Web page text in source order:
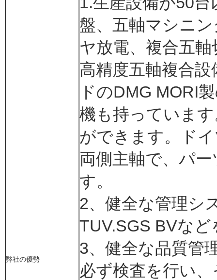
弊社の優勢
盤、五軸マシニ
ヤ放電、複合五
高精度五軸複合
ドのDMG MORI
機も持っていま
ができます。ド
両側主軸で、パ
す。
2、健全な管理シ
TUV.SGS BVな
3、健全な品質管
必ず検査を行い